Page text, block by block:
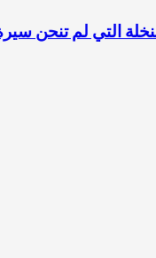
التي لم تنحن